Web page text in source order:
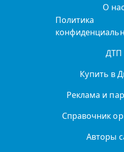
О нас
Политика
ДТП
Купить в
Реклама и
Справочник
Авторы